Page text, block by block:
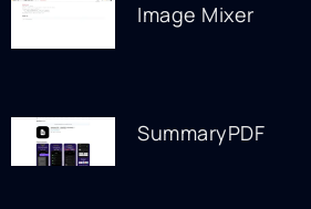
Image Mixer
SummaryPDF